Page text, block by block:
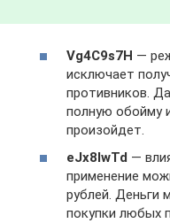
Vg4C9s7H —
исключает
противников.
полную обойму
произойдет.
eJx8IwTd —
применение
рублей. Деньги
покупки любых